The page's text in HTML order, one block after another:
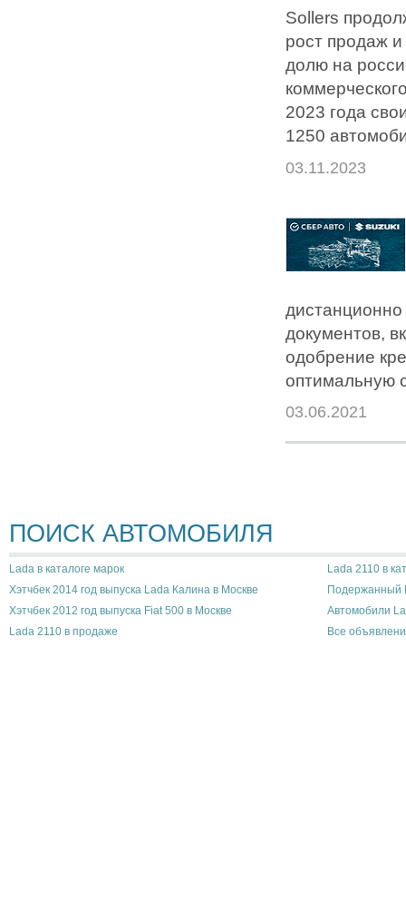
Sollers
рост продаж
долю на
2023 года
1250
03.11.2023
документов,
одобрение
оптимальную
03.06.2021
ПОИСК АВТОМОБИЛЯ
Lada в каталоге марок
Lada 2110 в
Хэтчбек 2014 год выпуска Lada Калина в Москве
Подержанный
Хэтчбек 2012 год выпуска Fiat 500 в Москве
Автомобили
Lada 2110 в продаже
Все